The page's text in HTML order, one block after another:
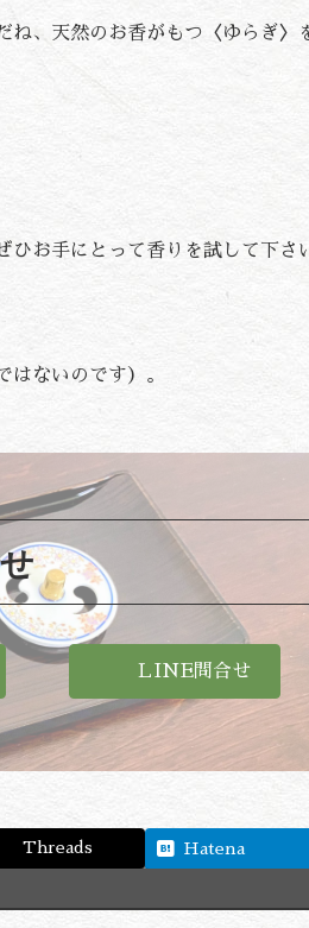
ね、天然のお香がもつ〈ゆらぎ〉
ひお手にとって香りを試して下さ
ないのです）。
ＬINE問合せ
Threads Hatena